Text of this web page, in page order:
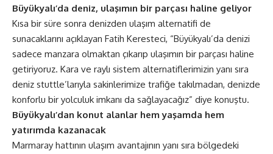
Büyükyalı’da deniz, ulaşımın bir parçası haline geliyor
Kısa bir süre sonra denizden ulaşım alternatifi de
sunacaklarını açıklayan Fatih Keresteci, “Büyükyalı’da denizi
sadece manzara olmaktan çıkarıp ulaşımın bir parçası haline
getiriyoruz. Kara ve raylı sistem alternatiflerimizin yanı sıra
deniz stuttle’larıyla sakinlerimize trafiğe takılmadan, denizde
konforlu bir yolculuk imkanı da sağlayacağız” diye konuştu.
Büyükyalı’dan konut alanlar hem yaşamda hem
yatırımda kazanacak
Marmaray hattının ulaşım avantajının yanı sıra bölgedeki